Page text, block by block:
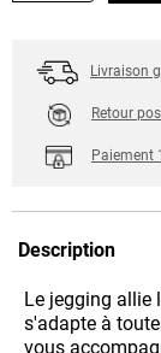
Livraison
Retour
Paiement
Description
Le jegging allie
s'adapte à
vous